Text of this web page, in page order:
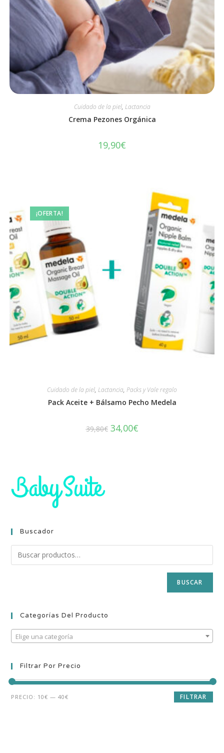
Cuidado de la piel, Lactancia
Crema Pezones Orgánica
19,90€
¡OFERTA!
Cuidado de la piel, Lactancia, Packs y Vale regalo
Pack Aceite + Bálsamo Pecho Medela
39,80€ 34,00€
Buscador
BUSCAR
Categorías Del Producto
Elige una categoría
Filtrar Por Precio
FILTRAR
PRECIO: 10€ —40€